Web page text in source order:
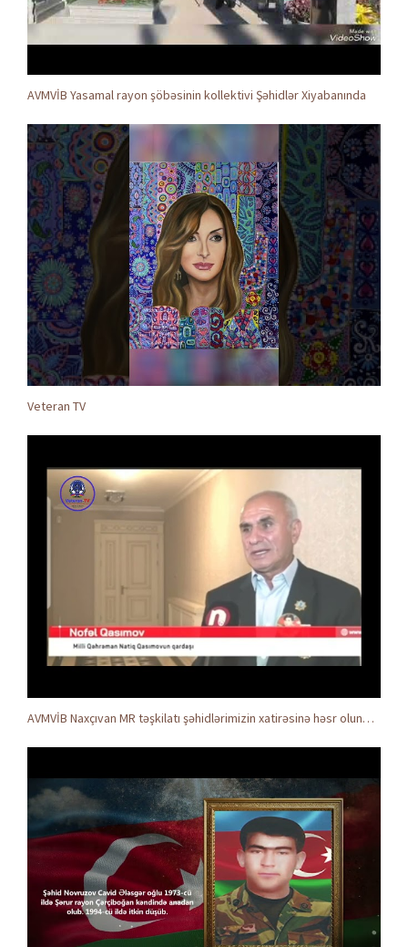
AVMVİB Yasamal rayon şöbəsinin kollektivi Şəhidlər Xiyabanında
Veteran TV
AVMVİB Naxçıvan MR təşkilatı şəhidlərimizin xatirəsinə həsr olunmuş tədbir keçirdi